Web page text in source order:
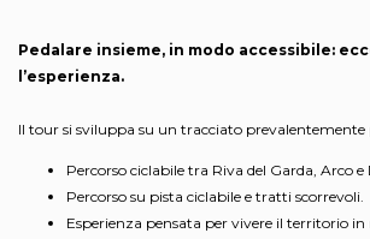
Pedalare insieme, in modo accessibile:
l’esperienza.
Il tour si sviluppa su un tracciato prevalentemente
Percorso ciclabile tra Riva del Garda, Arco e
Percorso su pista ciclabile e tratti scorrevoli.
Esperienza pensata per vivere il territorio